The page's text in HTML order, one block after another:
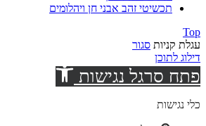
תכשיטי זהב אבני חן ויהלומים
Top
עגלת קניות סגור
דילוג לתוכן
פתח סרגל נגישות
כלי נגישות